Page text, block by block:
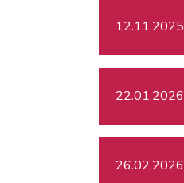
12.11.2025
22.01.2026
26.02.2026